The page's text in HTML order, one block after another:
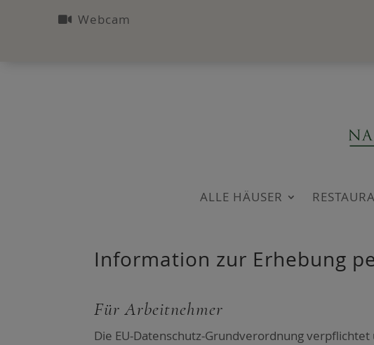
⁠ Webcam
ALLE HÄU­SER
Infor­ma­ti­on zur Erhe­bung
Für Arbeit­neh­mer
Die EU-Daten­schutz-Grund­ver­ord­nung